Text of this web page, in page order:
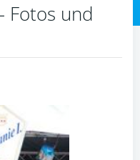
Fotos und